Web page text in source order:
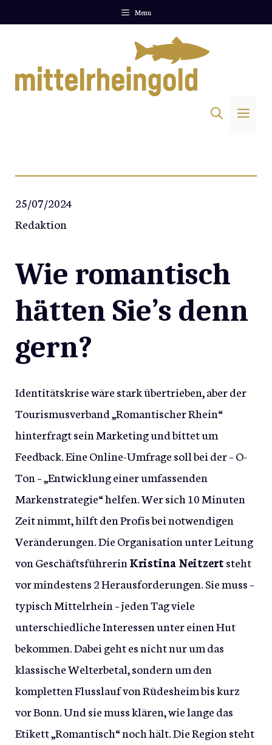
Menu
25/07/2024
Redaktion
Wie romantisch
hätten Sie’s denn
gern?
Identitätskrise wäre stark übertrieben, aber der
Tourismusverband „Romantischer Rhein“
hinterfragt sein Marketing und bittet um
Feedback. Eine Online-Umfrage soll bei der – O-
Ton – „Entwicklung einer umfassenden
Markenstrategie“ helfen. Wer sich 10 Minuten
Zeit nimmt, hilft den Profis bei notwendigen
Veränderungen. Die Organisation unter Leitung
von Geschäftsführerin Kristina Neitzertsteht
vor mindestens 2 Herausforderungen. Sie muss –
typisch Mittelrhein – jeden Tag viele
unterschiedliche Interessen unter einen Hut
bekommen. Dabei geht es nicht nur um das
klassische Welterbetal, sondern um den
kompletten Flusslauf von Rüdesheim bis kurz
vor Bonn. Und sie muss klären, wie lange das
Etikett „Romantisch“ noch hält. Die Region steht